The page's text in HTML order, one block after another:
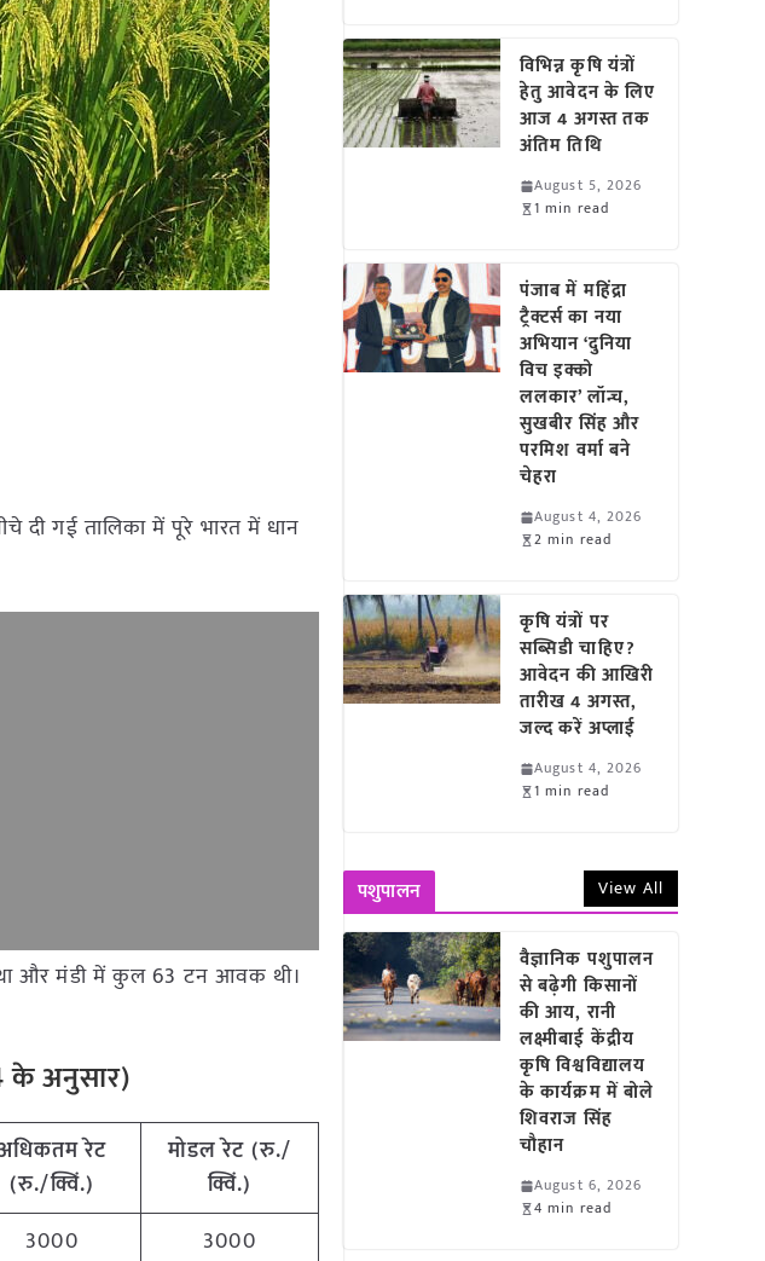
दी गई तालिका में पूरे भारत में धान
था और मंडी में कुल 63 टन आवक थी।
के अनुसार)
रेट
(रु./क्विं.)
मोडल रेट (रु./
क्विं.)
3000
3000
विभिन्न कृषि यंत्रों
हेतु आवेदन के लिए
आज 4 अगस्त तक
अंतिम तिथि
August 5, 2026
1 min read
पंजाब में महिंद्रा
ट्रैक्टर्स का नया
अभियान ‘दुनिया
विच इक्को
ललकार’ लॉन्च,
सुखबीर सिंह और
परमिश वर्मा बने
चेहरा
August 4, 2026
2 min read
कृषि यंत्रों पर
सब्सिडी चाहिए?
आवेदन की आखिरी
तारीख 4 अगस्त,
जल्द करें अप्लाई
August 4, 2026
1 min read
पशुपालन View All
वैज्ञानिक पशुपालन
से बढ़ेगी किसानों
की आय, रानी
लक्ष्मीबाई केंद्रीय
कृषि विश्वविद्यालय
के कार्यक्रम में बोले
शिवराज सिंह
चौहान
August 6, 2026
4 min read